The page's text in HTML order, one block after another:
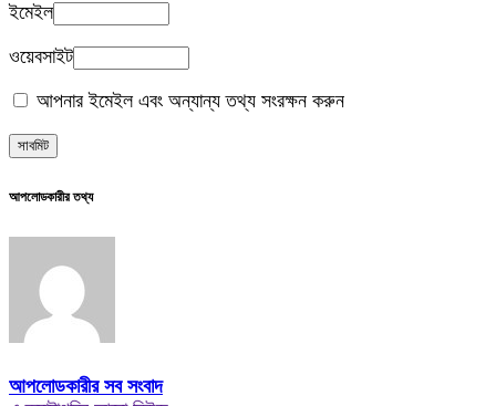
ইমেইল
ওয়েবসাইট
আপনার ইমেইল এবং অন্যান্য তথ্য সংরক্ষন করুন
আপলোডকারীর তথ্য
আপলোডকারীর সব সংবাদ